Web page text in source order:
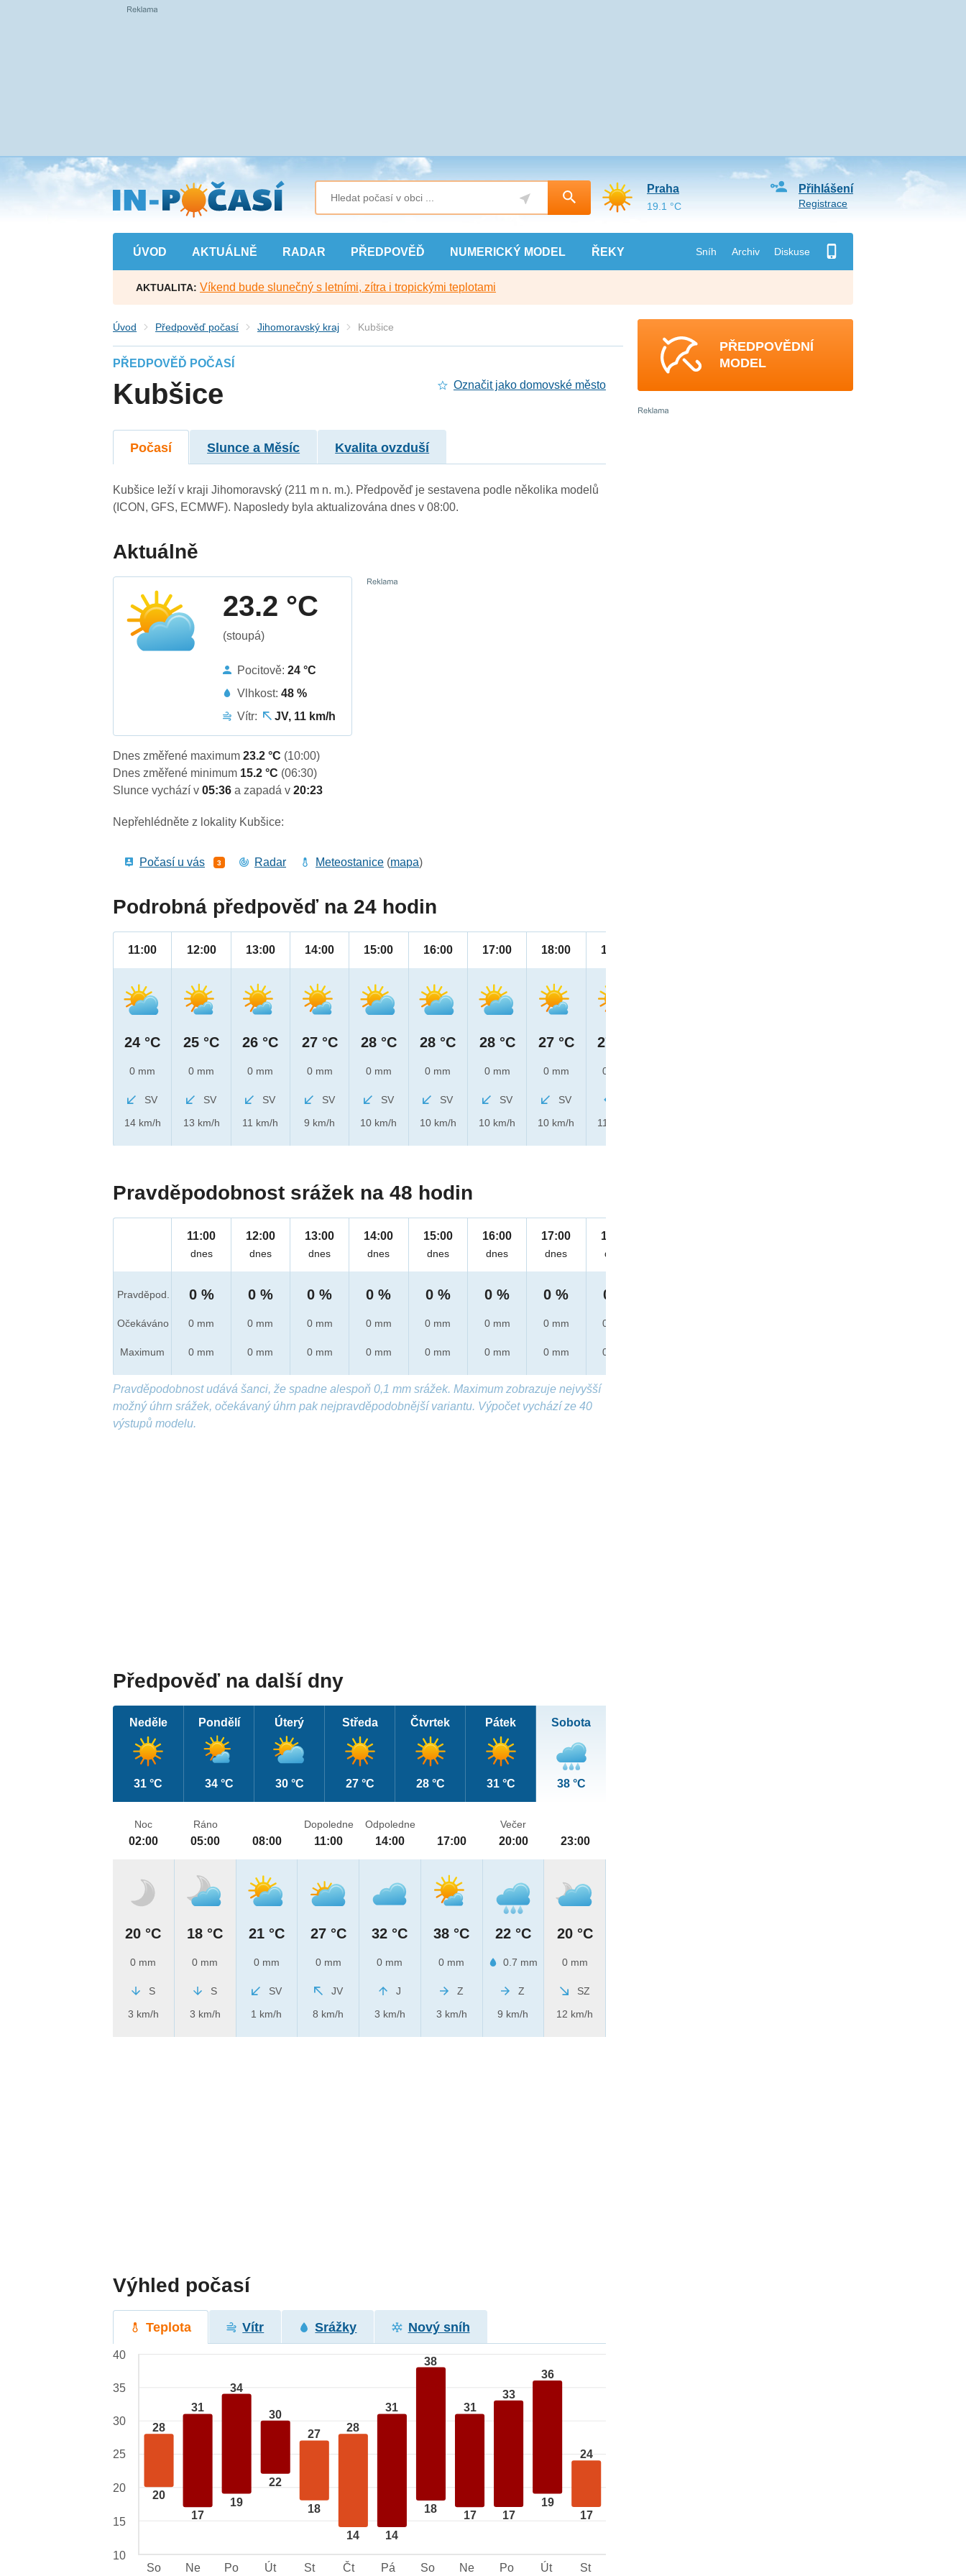
Přejít
na
hlavní
obsah
ÚVOD AKTUÁLNĚ RADAR PŘEDPOVĚĎ NUMERICKÝ MODEL ŘEKY Sníh Archiv Diskuse
Přihlášení
Registrace
Praha
19.1 °C
AKTUALITA: Víkend bude slunečný s letními, zítra i tropickými teplotami
Úvod Předpověď počasí Jihomoravský kraj Kubšice
PŘEDPOVĚĎ POČASÍ
Kubšice Označit jako domovské město
Počasí Slunce a Měsíc Kvalita ovzduší
Kubšice leží v kraji Jihomoravský (211 m n. m.). Předpověď je sestavena podle několika modelů
(ICON, GFS, ECMWF). Naposledy byla aktualizována dnes v 08:00.
Aktuálně
23.2 °C
(stoupá)
Pocitově:24 °C
Vlhkost:48 %
Vítr:
JV, 11 km/h
Dnes změřené maximum23.2 °C (10:00)
Dnes změřené minimum 15.2 °C (06:30)
Slunce vychází v05:36a zapadá v20:23
Nepřehlédněte z lokality Kubšice:
Počasí u vás 3 Radar Meteostanice (mapa)
Podrobná předpověď na 24 hodin
11:00
24 °C
0 mm
SV
14 km/h
12:00
25 °C
0 mm
SV
13 km/h
13:00
26 °C
0 mm
SV
11 km/h
14:00
27 °C
0 mm
SV
9 km/h
15:00
28 °C
0 mm
SV
10 km/h
16:00
28 °C
0 mm
SV
10 km/h
17:00
28 °C
0 mm
SV
10 km/h
18:00
27 °C
0 mm
SV
10 km/h
19:00
27 °C
0 mm
11 km/h
Pravděpodobnost srážek na 48 hodin
Pravděpod.
Očekáváno
Maximum
11:00
dnes
0 %
0 mm
0 mm
12:00
dnes
0 %
0 mm
0 mm
13:00
dnes
0 %
0 mm
0 mm
14:00
dnes
0 %
0 mm
0 mm
15:00
dnes
0 %
0 mm
0 mm
16:00
dnes
0 %
0 mm
0 mm
17:00
dnes
0 %
0 mm
0 mm
18:00
dnes
0 %
0 mm
0 mm
Pravděpodobnost udává šanci, že spadne alespoň 0,1 mm srážek. Maximum zobrazuje nejvyšší
možný úhrn srážek, očekávaný úhrn pak nejpravděpodobnější variantu. Výpočet vychází ze 40
výstupů modelu.
Předpověď na další dny
Neděle
31 °C
Pondělí
34 °C
Úterý
30 °C
Středa
27 °C
Čtvrtek
28 °C
Pátek
31 °C
Sobota
38 °C
Noc
02:00
20 °C
0 mm
S
3 km/h
Ráno
05:00
18 °C
0 mm
S
3 km/h
08:00
21 °C
0 mm
SV
1 km/h
Dopoledne
11:00
27 °C
0 mm
JV
8 km/h
Odpoledne
14:00
32 °C
0 mm
J
3 km/h
17:00
38 °C
0 mm
Z
3 km/h
Večer
20:00
22 °C
0.7 mm
Z
9 km/h
23:00
20 °C
0 mm
SZ
12 km/h
Výhled počasí
Teplota Vítr Srážky Nový sníh
28
20
31
17
34
19
30
22
27
18
28
14
31
14
38
18
31
17
33
17
36
19
24
17
40
35
30
25
20
15
10
So
Ne Po Út St Čt Pá So Ne Po Út St
PŘEDPOVĚDNÍ
MODEL